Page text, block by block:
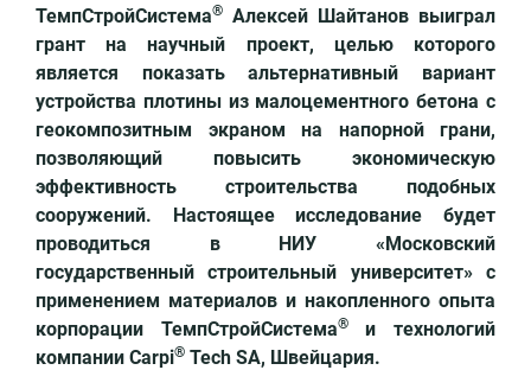
+7
495
727-
06-
37
info@tempstroy.ru
ТемпСтройСистема® Алексей Шайтанов выиграл
грант на научный проект, целью которого
является показать альтернативный вариант
устройства плотины из малоцементного бетона с
геокомпозитным экраном на напорной грани,
позволяющий повысить экономическую
эффективность строительства подобных
сооружений. Настоящее исследование будет
проводиться в НИУ «Московский
государственный строительный университет» с
применением материалов и накопленного опыта
корпорации ТемпСтройСистема®и технологий
компании Carpi® Tech SA, Швейцария.